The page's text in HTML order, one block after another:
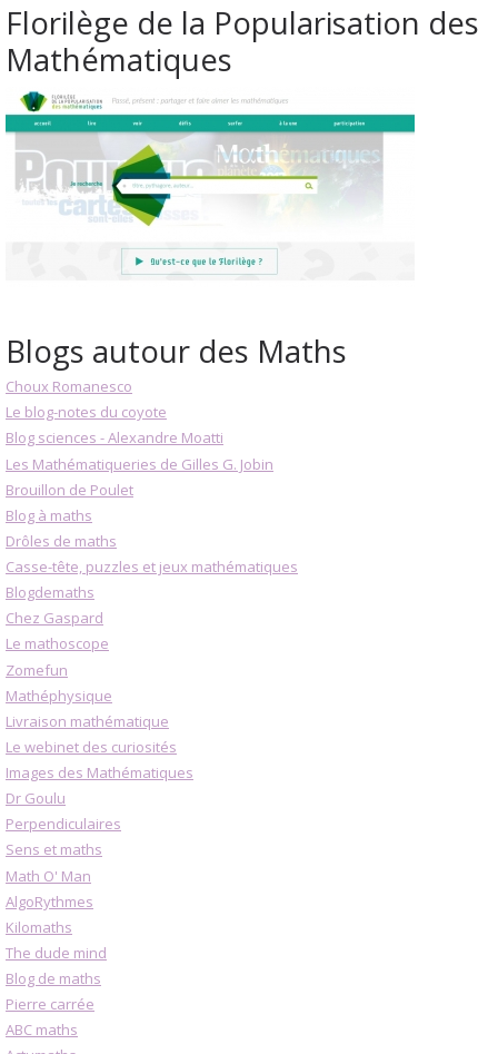
Florilège de la Popularisation des
Mathématiques
Blogs autour des Maths
Choux Romanesco
Le blog-notes du coyote
Blog sciences - Alexandre Moatti
Les Mathématiqueries de Gilles G. Jobin
Brouillon de Poulet
Blog à maths
Drôles de maths
Casse-tête, puzzles et jeux mathématiques
Blogdemaths
Chez Gaspard
Le mathoscope
Zomefun
Mathéphysique
Livraison mathématique
Le webinet des curiosités
Images des Mathématiques
Dr Goulu
Perpendiculaires
Sens et maths
Math O' Man
AlgoRythmes
Kilomaths
The dude mind
Blog de maths
Pierre carrée
ABC maths